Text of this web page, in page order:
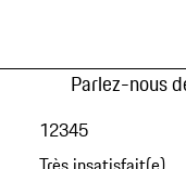
Parlez-nous
12345